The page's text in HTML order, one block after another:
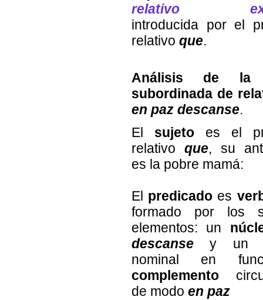
relativo
introducida por el
relativo que.
Análisis de la
subordinada de
en paz descanse.
El sujeto es el
relativo que, su
es la pobre mamá:
El predicado es
formado por los
elementos: un
descanse y un
nominal en
complemento
de modo en paz